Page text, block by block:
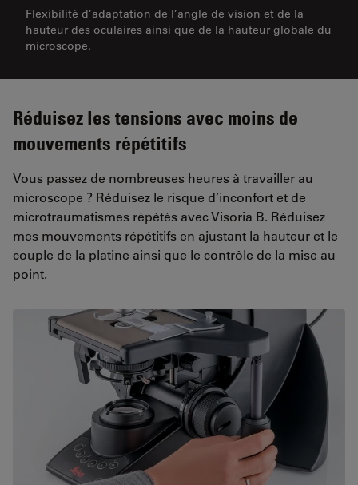
Flexibilité d’adaptation de l’angle de vision et de la
hauteur des oculaires ainsi que de la hauteur globale du
microscope.
Réduisez les tensions avec moins de
mouvements répétitifs
Vous passez de nombreuses heures à travailler au
microscope ? Réduisez le risque d’inconfort et de
microtraumatismes répétés avec Visoria B. Réduisez
mes mouvements répétitifs en ajustant la hauteur et le
couple de la platine ainsi que le contrôle de la mise au
point.